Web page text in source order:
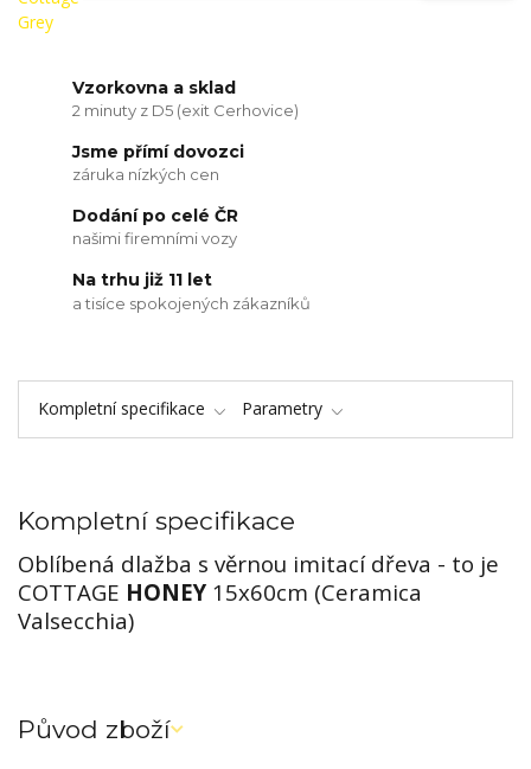
Vzorkovna a sklad
2 minuty z D5 (exit Cerhovice)
Jsme přímí dovozci
záruka nízkých cen
Dodání po celé ČR
našimi firemními vozy
Na trhu již 11 let
a tisíce spokojených zákazníků
Kompletní specifikace Parametry
Kompletní specifikace
Oblíbená dlažba s věrnou imitací dřeva - to je
COTTAGE HONEY 15x60cm (Ceramica
Valsecchia)
Původ zboží